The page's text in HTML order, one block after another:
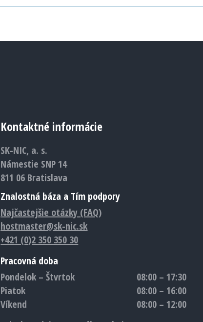
Kontaktné informácie
SK-NIC, a. s.
Námestie SNP 14
811 06 Bratislava
Znalostná báza a Tím podpory
Najčastejšie otázky (FAQ)
hostmaster@sk-nic.sk
+421 (0)2 350 350 30
Pracovná doba
Pondelok – Štvrtok
08:00 – 17:30
Piatok
08:00 – 16:00
Víkend
08:00 – 12:00